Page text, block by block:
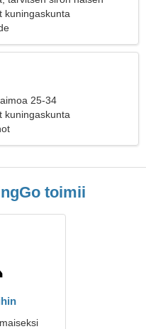
kuningaskunta
25-34
kuningaskunta
toimii